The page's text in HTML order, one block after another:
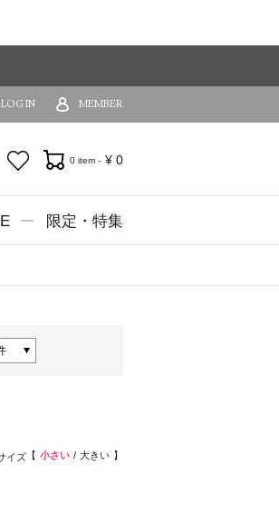
LOG IN MEMBER
お気に入り0 item - ¥ 0
限定・特集
イズ 小さい 大きい